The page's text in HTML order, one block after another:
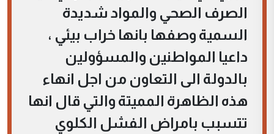
الصرف الصحي والمواد شديدة
السمية وصفها بانها خراب بيئي ،
داعيا المواطنين والمسؤولين
بالدولة الى التعاون من اجل انهاء
هذه الظاهرة المميتة والتي قال انها
تتسبب بامراض الفشل الكلوي